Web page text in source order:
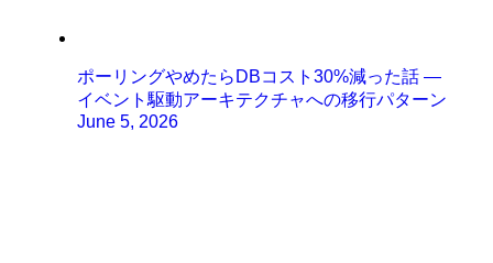
ポーリングやめたらDBコスト30%減った話 ―
イベント駆動アーキテクチャへの移行パターン
June 5, 2026